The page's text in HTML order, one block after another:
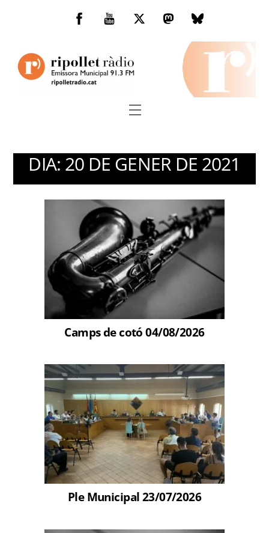
Facebook
You
TwitterMastodonBluesky
Menu
DIA: 20 DE GENER DE 2021
Camps de cotó 04/08/2026
Ple Municipal 23/07/2026